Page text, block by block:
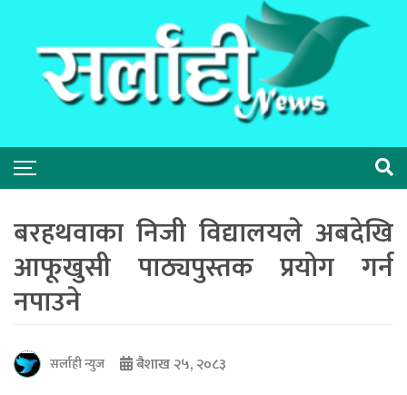
बरहथवाका निजी विद्यालयले अबदेखि
आफूखुसी पाठ्यपुस्तक प्रयोग गर्न
नपाउने
सर्लाही न्युज बैशाख २५, २०८३